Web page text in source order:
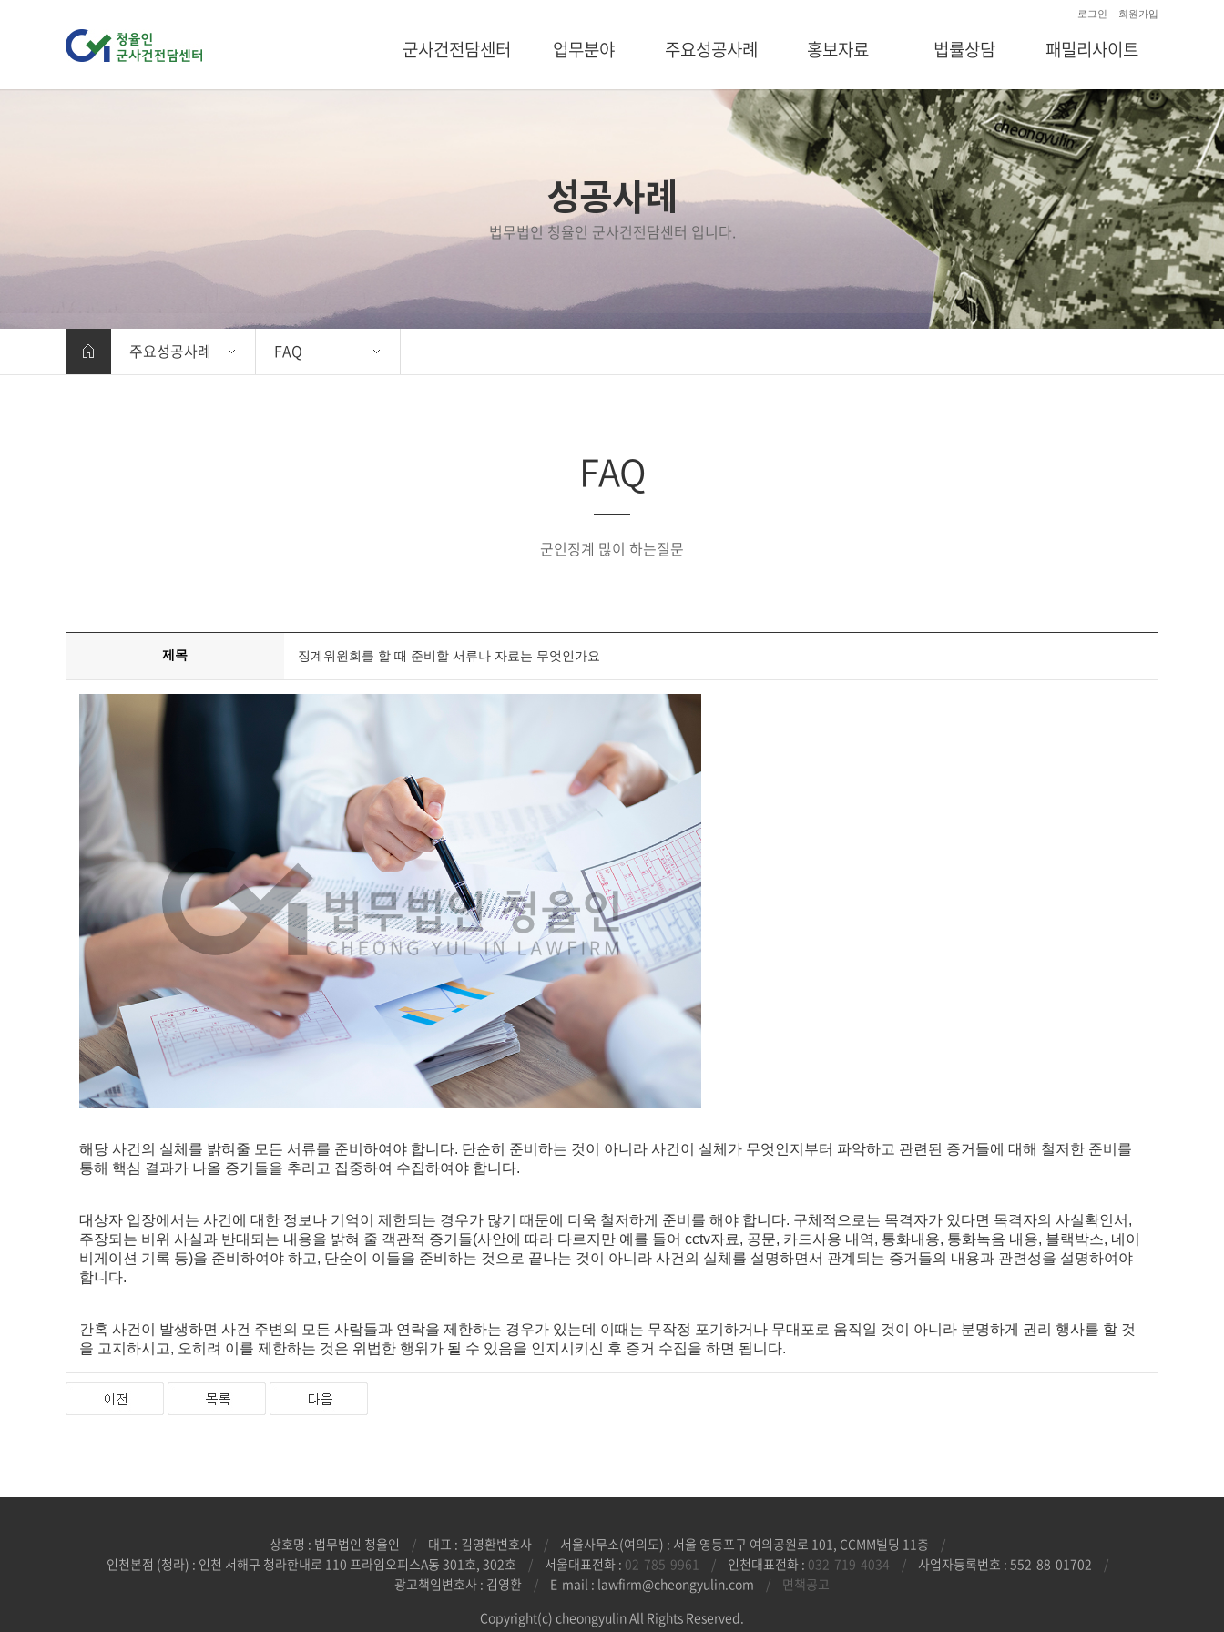
로그인 회원가입
군사건전담센터 업무분야 주요성공사례 홍보자료 법률상담 패밀리사이트
국가유공자
보직해임
징계처분취소
주요성공사례
언론보도
자료/소식
군사건웹툰
전화상담
방문상담
온라인상담
출장상담
법무법인 청율인
부동산법률상담센터
청율인 기업법무
성공사례
법무법인 청율인 군사건전담센터 입니다.
주요성공사례 FAQ
FAQ
군인징계 많이 하는질문
제목 징계위원회를 할 때 준비할 서류나 자료는 무엇인가요
해당 사건의 실체를 밝혀줄 모든 서류를 준비하여야 합니다. 단순히 준비하는 것이 아니라 사건이 실체가 무엇인지부터 파악하고 관련된 증거들에 대해 철저한 준비를
통해 핵심 결과가 나올 증거들을 추리고 집중하여 수집하여야 합니다.
대상자 입장에서는 사건에 대한 정보나 기억이 제한되는 경우가 많기 때문에 더욱 철저하게 준비를 해야 합니다. 구체적으로는 목격자가 있다면 목격자의 사실확인서,
주장되는 비위 사실과 반대되는 내용을 밝혀 줄 객관적 증거들(사안에 따라 다르지만 예를 들어 cctv자료, 공문, 카드사용 내역, 통화내용, 통화녹음 내용, 블랙박스, 네이
비게이션 기록 등)을 준비하여야 하고, 단순이 이들을 준비하는 것으로 끝나는 것이 아니라 사건의 실체를 설명하면서 관계되는 증거들의 내용과 관련성을 설명하여야
합니다.
간혹 사건이 발생하면 사건 주변의 모든 사람들과 연락을 제한하는 경우가 있는데 이때는 무작정 포기하거나 무대포로 움직일 것이 아니라 분명하게 권리 행사를 할 것
을 고지하시고, 오히려 이를 제한하는 것은 위법한 행위가 될 수 있음을 인지시키신 후 증거 수집을 하면 됩니다.
상호명 : 법무법인 청율인 / 대표 : 김영환변호사 / 서울사무소(여의도) : 서울 영등포구 여의공원로 101, CCMM빌딩 11층
/
인천본점 (청라) : 인천 서해구 청라한내로 110 프라임오피스A동 301호, 302호
/ 서울대표전화 : 02-785-9961 / 인천대표전화 : 032-719-4034 / 사업자등록번호 : 552-88-01702
/
광고책임변호사 : 김영환
/ E-mail : lawfirm@cheongyulin.com /
면책공고
Copyright(c) cheongyulin All Rights Reserved.